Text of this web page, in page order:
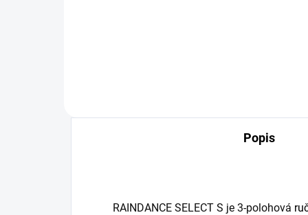
Popis
RAINDANCE SELECT S je 3-polohová